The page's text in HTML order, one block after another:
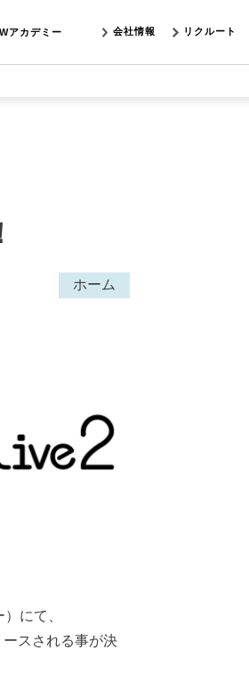
アカデミー 会社情報 リクルート
ホーム
にて、
スされる事が決